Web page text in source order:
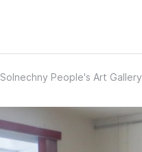
Solnechny People's Art Gallery